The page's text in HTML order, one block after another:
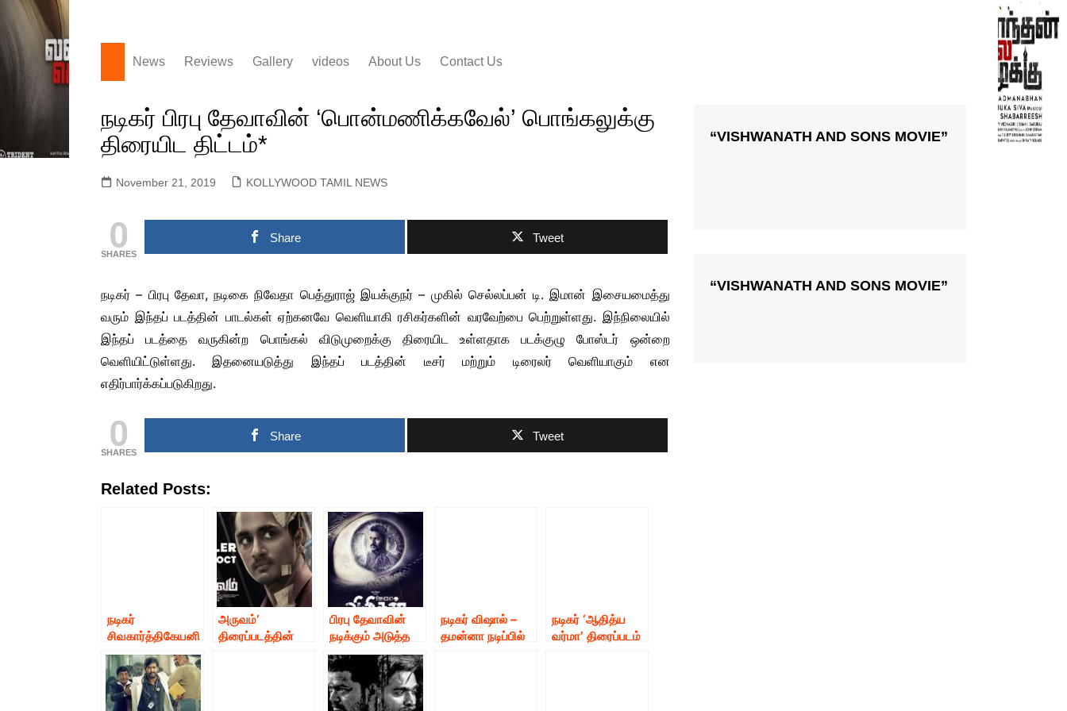
News
NEWS
KOLLYWOOD ENGLISH
NEWS
SANDALWOOD KANNADA
MOVIE NEWS
MULLUWOOD
BOLLYWOOD HINDI
MOVIE NEWS
TAMILNADU &
COMMERCIAL NEWS
CHINNA THIRAI NEWS
Reviews Gallery
Actress Gallery
Events Gallery
videos
OFFICIAL MOVIE
OFFICIAL MOTION
About Us Contact Us
நடிகர் பிரபு தேவாவின் ‘பொன்மணிக்கவேல்’ பொங்கலுக்கு
திரையிட திட்டம்*
November 21, 2019 KOLLYWOOD TAMIL NEWS
0
SHARES
Share Tweet
நடிகர் – பிரபு தேவா, நடிகை நிவேதா பெத்துராஜ் இயக்குநர் – முகில் செல்லப்பன் டி. இமான் இசையமைத்து
வரும் இந்தப் படத்தின் பாடல்கள் ஏற்கனவே வெளியாகி ரசிகர்களின் வரவேற்பை பெற்றுள்ளது. இந்நிலையில்
இந்தப் படத்தை வருகின்ற பொங்கல் விடுமுறைக்கு திரையிட உள்ளதாக படக்குழு போஸ்டர் ஒன்றை
வெளியிட்டுள்ளது. இதனையடுத்து இந்தப் படத்தின் டீசர் மற்றும் டிரைலர் வெளியாகும் என
எதிர்பார்க்கப்படுகிறது.
0
SHARES
Share Tweet
Related Posts:
நடிகர்
சிவகார்த்திகேயனி
ன் ‘ஹீரோ’
திரைப்படத்தின்
பாடல் குறித்த
தகவல்*
அருவம்’
திரைப்படத்தின்
பிரபு தேவாவின்
நடிக்கும் அடுத்த
படத்தின்
தலைப்புடன் கூடிய
பர்ஸ்ட் லுக்
நடிகர் விஷால் –
தமன்னா நடிப்பில்
நடிகர் ‘ஆதித்ய
வர்மா’ திரைப்படம்
“VISHWANATH AND SONS MOVIE”
“VISHWANATH AND SONS MOVIE”